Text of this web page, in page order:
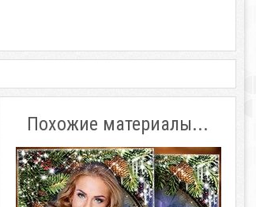
Похожие материалы...